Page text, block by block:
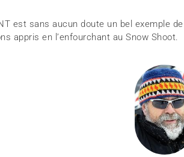
est sans aucun doute un bel exemple
appris en l’enfourchant au Snow Shoot.